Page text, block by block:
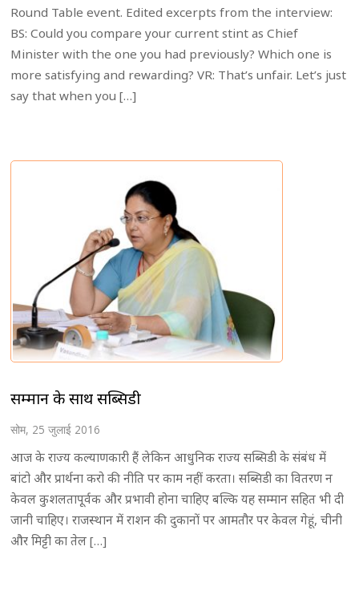
Round Table event. Edited excerpts from the interview:
BS: Could you compare your current stint as Chief
Minister with the one you had previously? Which one is
more satisfying and rewarding? VR: That’s unfair. Let’s just
say that when you […]
सम्मान के साथ सब्सिडी
सोम, 25 जुलाई 2016
आज के राज्य कल्याणकारी हैं लेकिन आधुनिक राज्य सब्सिडी के संबंध में
बांटो और प्रार्थना करो की नीति पर काम नहीं करता। सब्सिडी का वितरण न
केवल कुशलतापूर्वक और प्रभावी होना चाहिए बल्कि यह सम्मान सहित भी दी
जानी चाहिए। राजस्थान में राशन की दुकानों पर आमतौर पर केवल गेहूं, चीनी
और मिट्टी का तेल […]